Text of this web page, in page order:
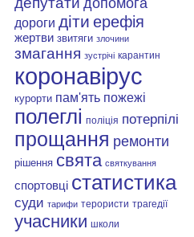
дороги діти ерефія
жертви звитяги злочини
змагання зустрічі карантин
коронавірус
курорти пам'ять пожежі
полеглі поліція потерпілі
прощання ремонти
рішення свята святкування
спортовці статистика
суди тарифи терористи трагедії
учасники школи